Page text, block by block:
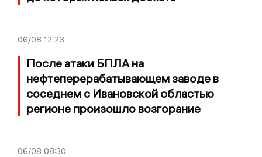
06/08 12:23
После атаки БПЛА на
нефтеперерабатывающем заводе в
соседнем с Ивановской областью
регионе произошло возгорание
06/08 08:30